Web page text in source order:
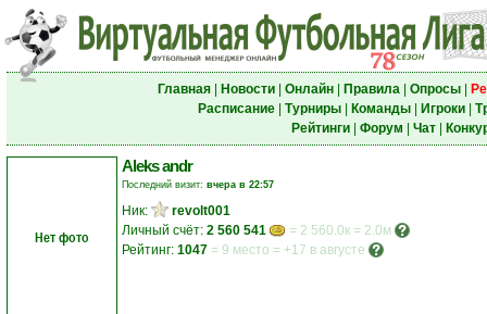
Главная| Новости| Онлайн| Правила| Опросы|
Расписание| Турниры| Команды| Игроки|
Рейтинги| Форум Чат|
Нет фото
Aleks andr
Последний визит: вчера в 22:57
Ник:
revolt001
Личный счёт: 2 560 541
= 2 560.0к = 2.0м
Рейтинг: 1047 = 9 место = +17 в августе